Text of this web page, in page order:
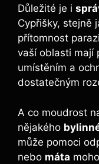
Důležité je i
Cypřišky, stejně
přítomnost
vaší oblasti mají
umístěním a
dostatečným
A co moudrost
nějakého
může pomoci
nebo máta